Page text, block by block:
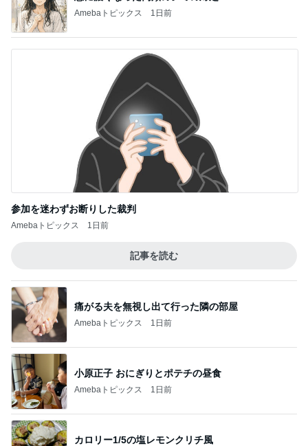
Amebaトピックス 1日前
参加を迷わずお断りした裁判
Amebaトピックス 1日前
記事を読む
痛がる夫を無視し出て行った隣の部屋
Amebaトピックス 1日前
小原正子 おにぎりとポテチの昼食
Amebaトピックス 1日前
カロリー1/5の塩レモンクリチ風